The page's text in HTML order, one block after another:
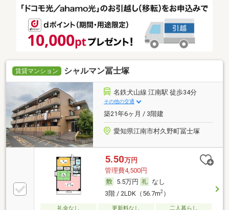
賃貸マンション シャルマン冨士塚
名鉄犬山線 江南駅 徒歩34分
その他の交通
築21年6ヶ月 / 3階建
愛知県江南市村久野町冨士塚
5.50万円
管理費4,500円
5.5万円
なし
3階 / 2LDK（56.7m2）
礼金なし 更新料なし 二人暮らし